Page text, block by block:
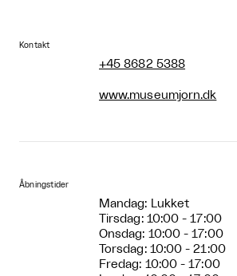
Kontakt
+45 8682 5388
www.museumjorn.dk
Åbningstider
Mandag: Lukket
Tirsdag: 10:00 - 17:00
Onsdag: 10:00 - 17:00
Torsdag: 10:00 - 21:00
Fredag: 10:00 - 17:00